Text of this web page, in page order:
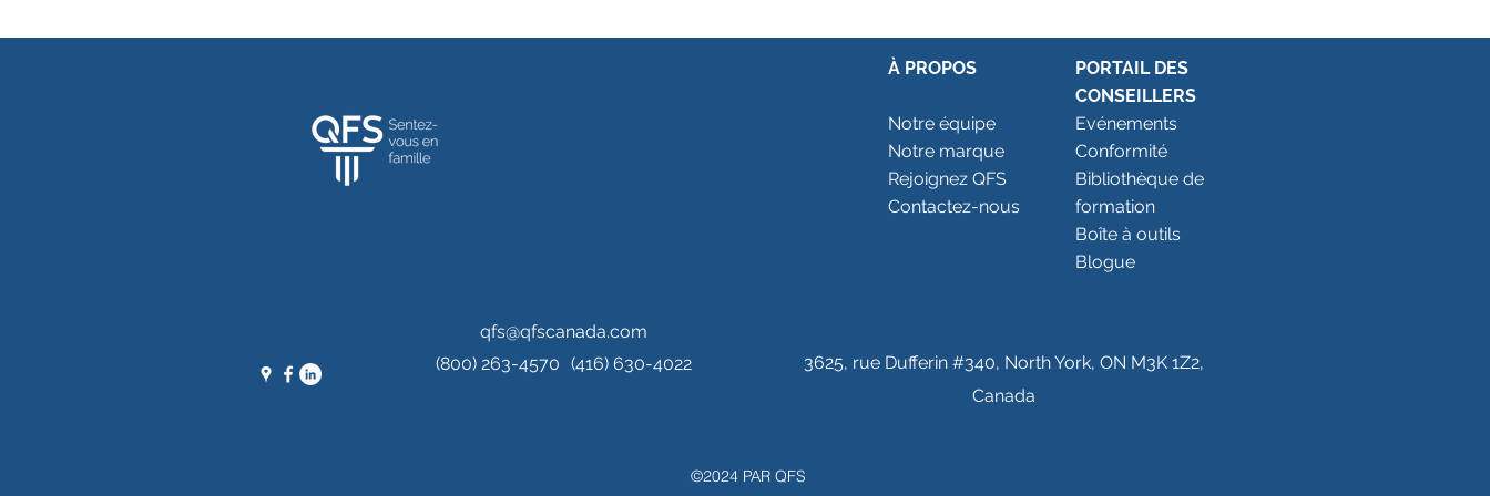
À PROPOS
Notre équipe
Notre marque
Rejoignez QFS
Contactez-nous
PORTAIL DES
CONSEILLERS
Evénements
Conformité
Bibliothèque de
formation
Boîte à outils
Blogue
qfs@qfscanada.com
(800) 263-4570 (416) 630-4022
​3625, rue Dufferin #340, North York, ON M3K 1Z2,
Canada
©2024 PAR QFS